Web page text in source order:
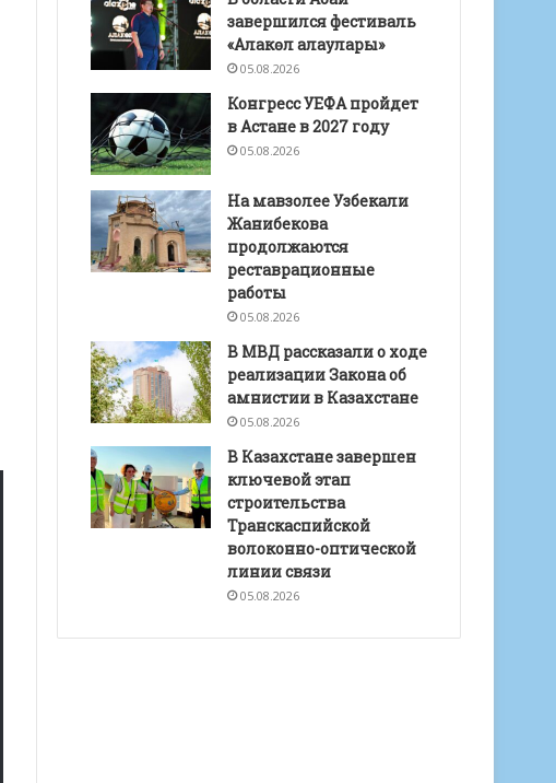
завершился фестиваль
«Алакөл алаулары»
05.08.2026
Конгресс УЕФА пройдет
в Астане в 2027 году
05.08.2026
На мавзолее Узбекали
Жанибекова
продолжаются
реставрационные
работы
05.08.2026
В МВД рассказали о ходе
реализации Закона об
амнистии в Казахстане
05.08.2026
В Казахстане завершен
ключевой этап
строительства
Транскаспийской
волоконно-оптической
линии связи
05.08.2026